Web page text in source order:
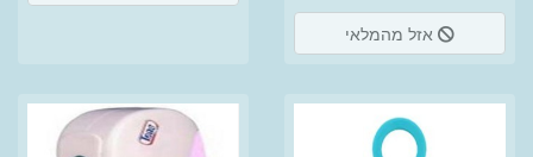
אזל מהמלאי